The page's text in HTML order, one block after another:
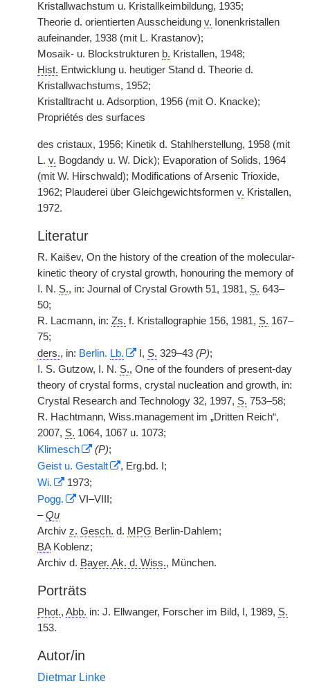
Kristallwachstum u. Kristallkeimbildung, 1935;
Theorie d. orientierten Ausscheidung v. Ionenkristallen
aufeinander, 1938 (mit L. Krastanov);
Mosaik- u. Blockstrukturen b. Kristallen, 1948;
Hist. Entwicklung u. heutiger Stand d. Theorie d.
Kristallwachstums, 1952;
Kristalltracht u. Adsorption, 1956 (mit O. Knacke);
Propriétés des surfaces
des cristaux, 1956; Kinetik d. Stahlherstellung, 1958 (mit
L. v. Bogdandy u. W. Dick); Evaporation of Solids, 1964
(mit W. Hirschwald); Modifications of Arsenic Trioxide,
1962; Plauderei über Gleichgewichtsformen v. Kristallen,
1972.
Literatur
R. Kaišev, On the history of the creation of the molecular-
kinetic theory of crystal growth, honouring the memory of
I. N. S., in: Journal of Crystal Growth 51, 1981, S. 643–
50;
R. Lacmann, in: Zs. f. Kristallographie 156, 1981, S. 167–
75;
ders., in: Berlin. Lb. I, S. 329–43 (P);
I. S. Gutzow, I. N. S., One of the founders of present-day
theory of crystal forms, crystal nucleation and growth, in:
Crystal Research and Technology 32, 1997, S. 753–58;
R. Hachtmann, Wiss.management im „Dritten Reich“,
2007, S. 1064, 1067 u. 1073;
Klimesch
(P);
Geist u. Gestalt
, Erg.bd. I;
Wi.
1973;
Pogg.
VI–VIII;
–Qu
Archiv z. Gesch. d. MPG Berlin-Dahlem;
BAKoblenz;
Archiv d. Bayer. Ak. d. Wiss., München.
Porträts
Phot., Abb. in: J. Ellwanger, Forscher im Bild, I, 1989, S.
153.
Autor/in
Dietmar Linke